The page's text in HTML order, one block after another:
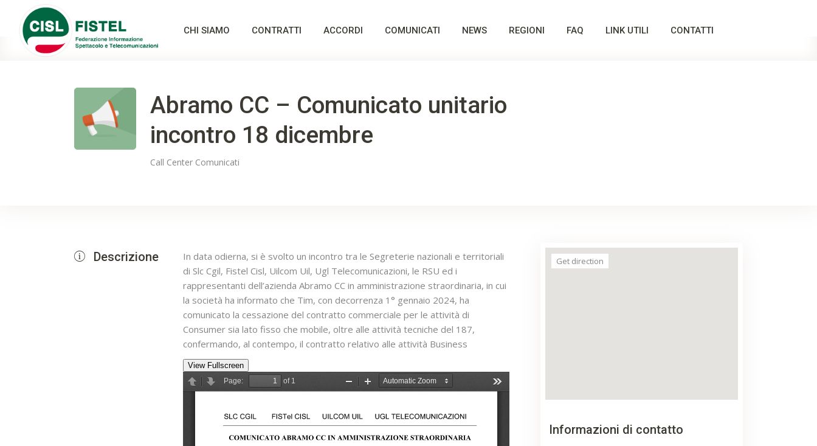
CHI SIAMO CONTRATTI ACCORDI COMUNICATI NEWS REGIONI FAQ LINK UTILI CONTATTI
Abramo CC – Comunicato unitario
incontro 18 dicembre
Call Center Comunicati
Descrizione
In data odierna, si è svolto un incontro tra le Segreterie nazionali e territoriali
di Slc Cgil, Fistel Cisl, Uilcom Uil, Ugl Telecomunicazioni, le RSU ed i
rappresentanti dell’azienda Abramo CC in amministrazione straordinaria, in cui
la società ha informato che Tim, con decorrenza 1° gennaio 2024, ha
comunicato la cessazione del contratto commerciale per le attività di
Consumer sia lato fisso che mobile, oltre alle attività tecniche del 187,
confermando, al contempo, il contratto relativo alle attività Business
View Fullscreen
Get direction
Informazioni di contatto